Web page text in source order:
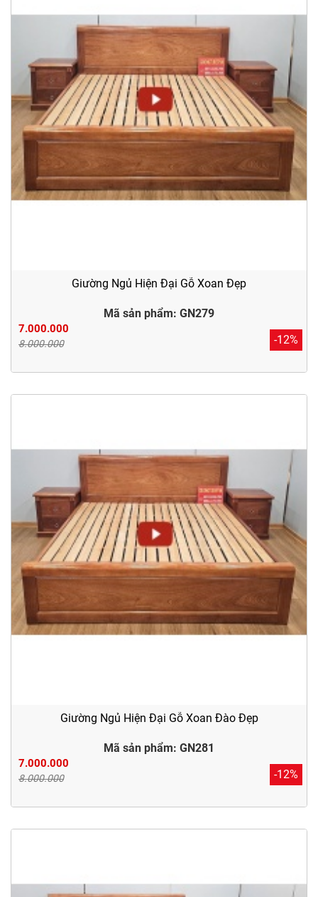
Giường Ngủ Hiện Đại Gỗ Xoan Đẹp
Mã sản phẩm: GN279
7.000.000
8.000.000 -12%
Giường Ngủ Hiện Đại Gỗ Xoan Đào Đẹp
Mã sản phẩm: GN281
7.000.000
8.000.000 -12%